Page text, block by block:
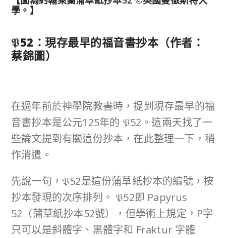
學。】
𝔓52 ：現存最早的福音書抄本（作者：
蔡錦圖）
在過年前於神學院教書時，提到現存最早的福
音書抄本是公元125年的 𝔓52。這兩天找了一
些論文提到有關這份抄本，在此整理一下，稍
作消遣。
先說一句，𝔓52是這份蒲草紙抄本的編號，按
抄本發現的次序排列。 𝔓52即 Papyrus
52（蒲草紙抄本52號），但學術上規定，P字
只可以是斜體字、黑體字和 Fraktur 字體